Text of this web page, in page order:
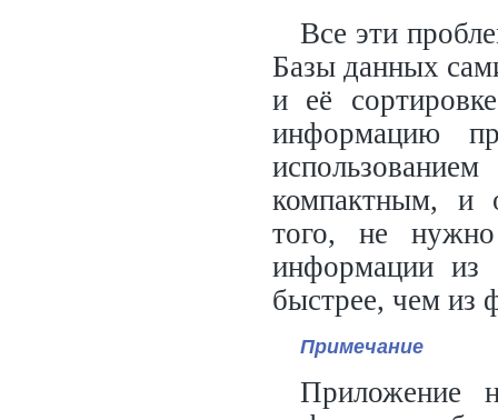
Все эти
Базы данных
и её
информацию
компактным, и
того, не
информации из
быстрее, чем из
Примечание
Приложение